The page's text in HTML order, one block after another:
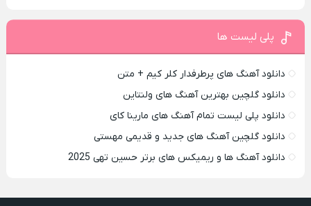
پلی لیست ها
دانلود آهنگ های پرطرفدار کلر کیم + متن
دانلود گلچین بهترین آهنگ های ولنتاین
دانلود پلی لیست تمام آهنگ های مارینا کای
دانلود گلچین آهنگ های جدید و قدیمی مهستی
دانلود آهنگ ها و ریمیکس های برتر حسین تهی 2025